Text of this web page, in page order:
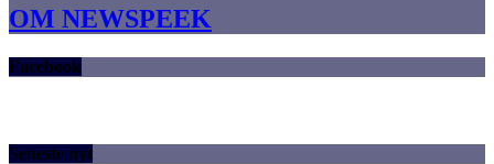
OM NEWSPEEK
Facebook
Seneste nyt